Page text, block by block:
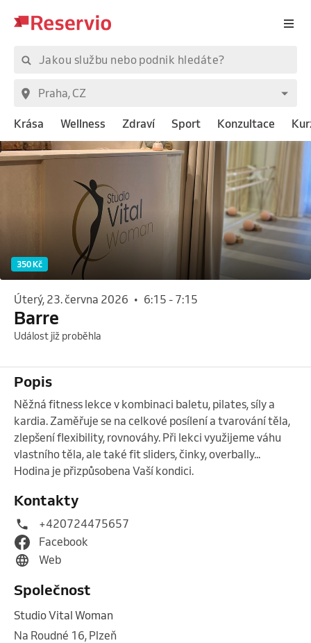
Krása Wellness Zdraví Sport Konzultace
350 Kč
úterý, 23. června 2026 • 6:15 - 7:15
Barre
Událost již proběhla
Popis
Něžná fitness lekce v kombinaci baletu, pilates, síly a
kardia. Zaměřuje se na celkové posílení a tvarování těla,
zlepšení flexibility, rovnováhy. Při lekci využijeme váhu
vlastního těla, ale také fit sliders, činky, overbally...
Hodina je přizpůsobena Vaší kondici.
Kontakty
+420724475657
Facebook
Web
Společnost
Studio Vital Woman
Na Roudné 16, Plzeň